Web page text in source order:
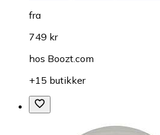
fra
749 kr
hos Boozt.com
+15 butikker